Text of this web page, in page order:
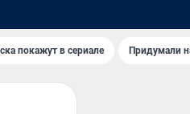
покажут в сериале Придумали